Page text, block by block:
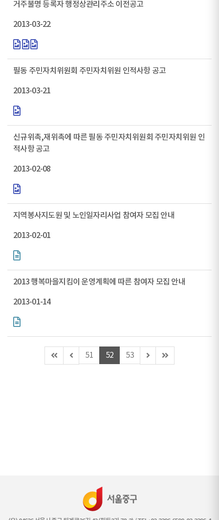
거주불명 등록자 행정상관리주소 이전공고
2013-03-22
필동 주민자치위원회 주민자치위원 인적사항 공고
2013-03-21
신규위촉,재위촉에 따른 필동 주민자치위원회 주민자치위원 인
적사항 공고
2013-02-08
지역봉사지도원 및 노인일자리사업 참여자 모집 안내
2013-02-01
2013 행복마을지킴이 운영계획에 따른 참여자 모집 안내
2013-01-14
첫
페
이
전
51 52 53
다
음
마
지